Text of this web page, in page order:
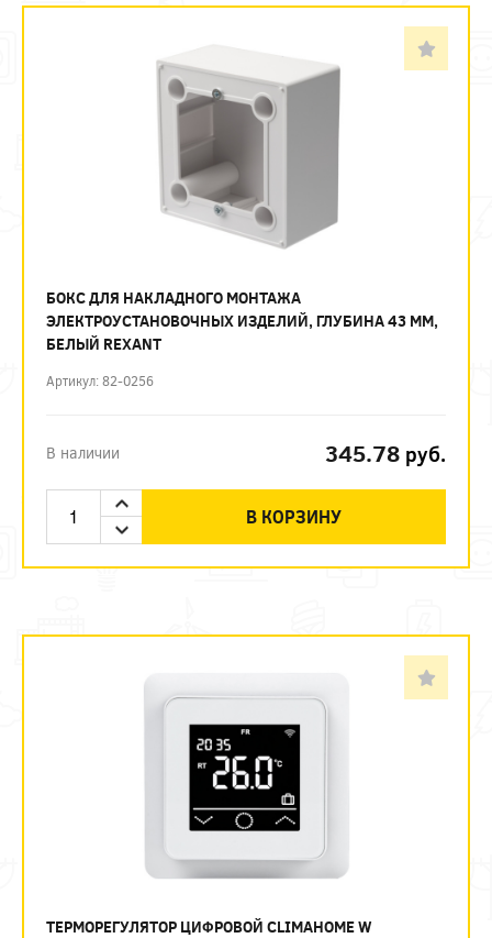
БОКС ДЛЯ НАКЛАДНОГО МОНТАЖА
ЭЛЕКТРОУСТАНОВОЧНЫХ ИЗДЕЛИЙ, ГЛУБИНА 43 ММ,
БЕЛЫЙ REXANT
Артикул: 82-0256
В наличии 345.78 руб.
В КОРЗИНУ
ТЕРМОРЕГУЛЯТОР ЦИФРОВОЙ CLIMAHOME W